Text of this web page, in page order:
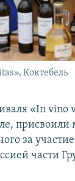
КРЫМАКоктебель
«In vino
за
части